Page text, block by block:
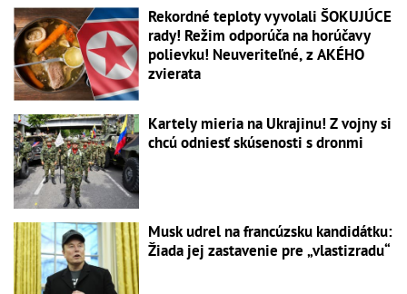
Rekordné teploty vyvolali ŠOKUJÚCE
rady! Režim odporúča na horúčavy
polievku! Neuveriteľné, z AKÉHO
zvierata
Kartely mieria na Ukrajinu! Z vojny si
chcú odniesť skúsenosti s dronmi
Musk udrel na francúzsku kandidátku:
Žiada jej zastavenie pre „vlastizradu“